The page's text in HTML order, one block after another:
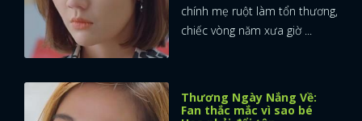
chính mẹ ruột làm tổn thương,
chiếc vòng năm xưa giờ ...
Thương Ngày Nắng Về:
Fan thắc mắc vì sao bé